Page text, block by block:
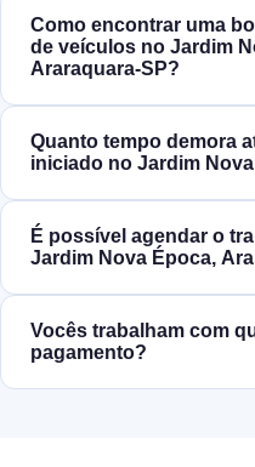
Como encontrar uma
de veículos no Jardim
Araraquara‑SP?
Quanto tempo demora
iniciado no Jardim
É possível agendar o
Jardim Nova Época,
Vocês trabalham com
pagamento?